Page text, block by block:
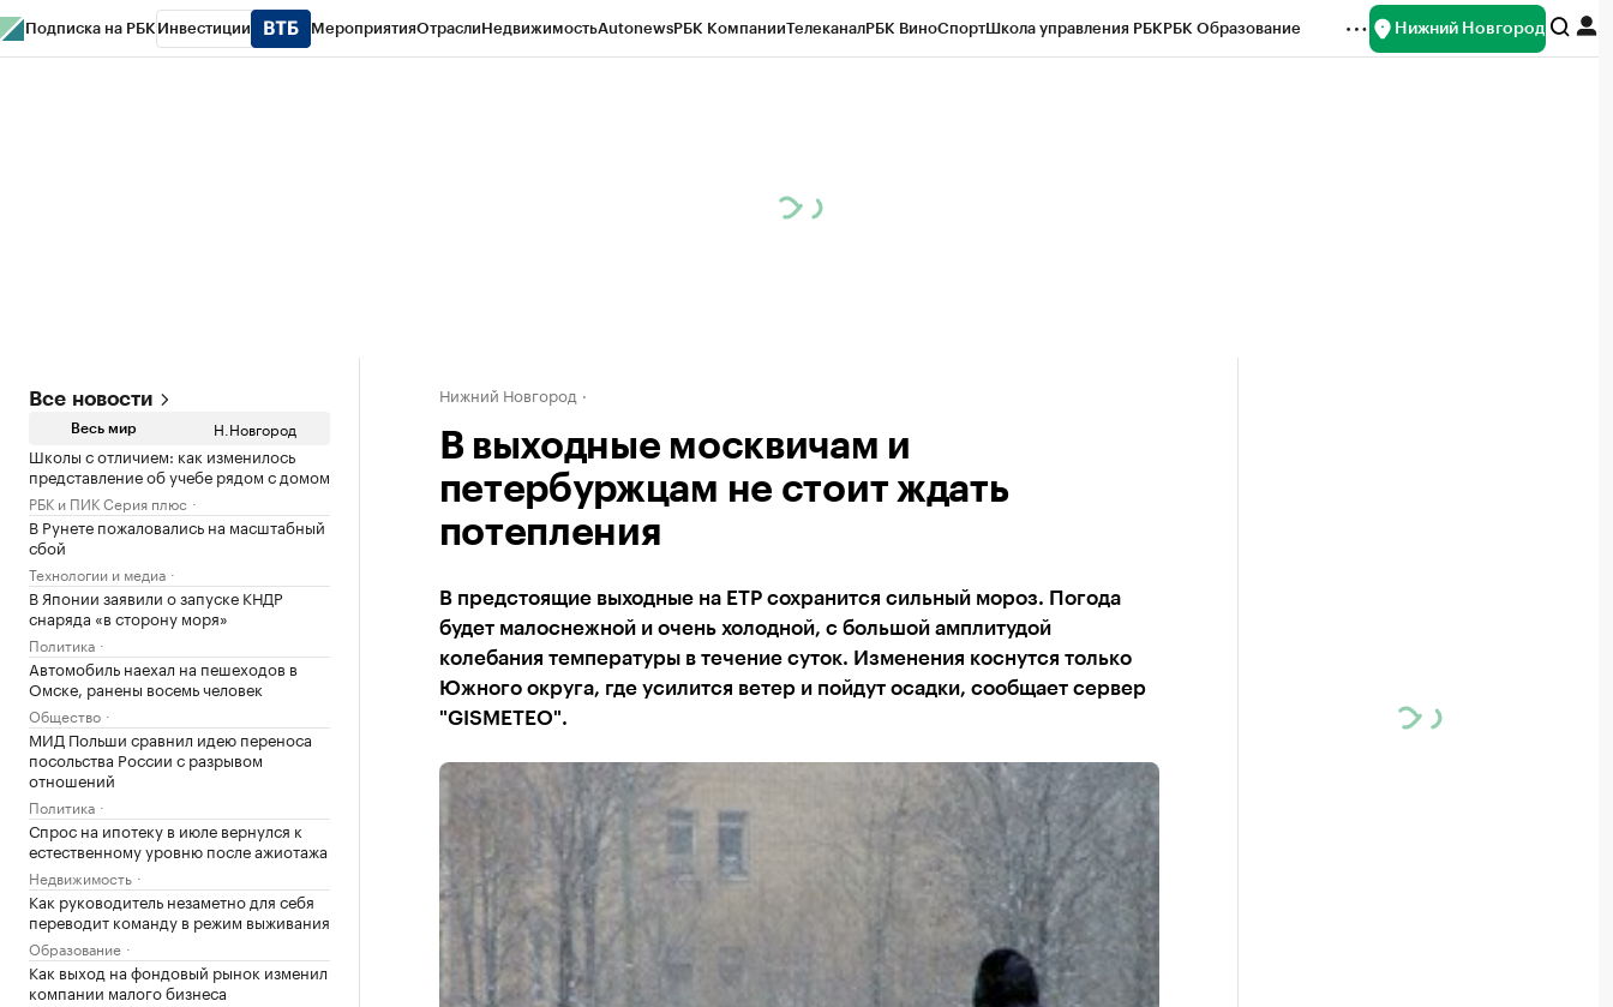
Подписка на РБК Инвестиции МероприятияОтраслиНедвижимостьAutonewsРБК КомпанииТелеканалРБК ВиноСпортШкола управления РБКРБК Образование Нижний Новгород
Все новости
Весь мир Н.Новгород
Школы с отличием: как изменилось
представление об учебе рядом с домом
РБК и ПИК Серия плюс
В Рунете пожаловались на масштабный
сбой
Технологии и медиа
В Японии заявили о запуске КНДР
снаряда «в сторону моря»
Политика
Автомобиль наехал на пешеходов в
Омске, ранены восемь человек
Общество
МИД Польши сравнил идею переноса
посольства России с разрывом
отношений
Политика
Спрос на ипотеку в июле вернулся к
естественному уровню после ажиотажа
Недвижимость
Как руководитель незаметно для себя
переводит команду в режим выживания
Образование
Как выход на фондовый рынок изменил
компании малого бизнеса
Нижний Новгород
В выходные москвичам и
петербуржцам не стоит ждать
потепления
В предстоящие выходные на ЕТР сохранится сильный мороз. Погода
будет малоснежной и очень холодной, с большой амплитудой
колебания температуры в течение суток. Изменения коснутся только
Южного округа, где усилится ветер и пойдут осадки, сообщает сервер
"GISMETEO".